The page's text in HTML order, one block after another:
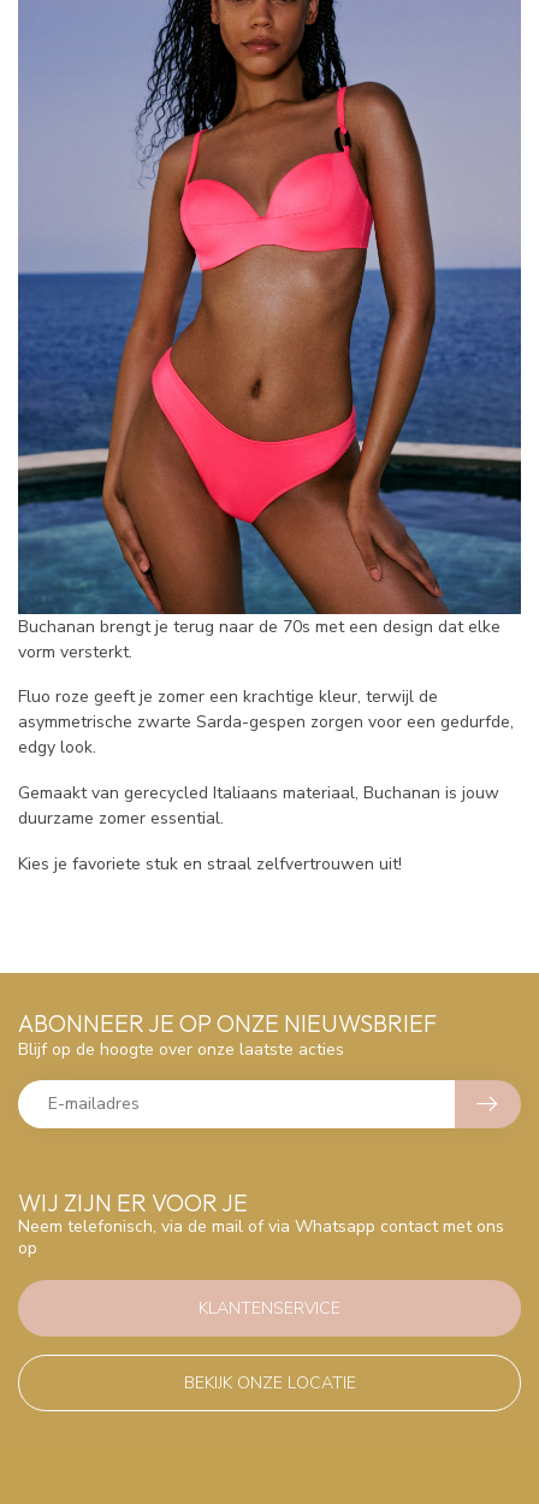
Buchanan brengt je terug naar de 70s met een design dat elke
vorm versterkt.
Fluo roze geeft je zomer een krachtige kleur, terwijl de
asymmetrische zwarte Sarda-gespen zorgen voor een gedurfde,
edgy look.
Gemaakt van gerecycled Italiaans materiaal, Buchanan is jouw
duurzame zomer essential.
Kies je favoriete stuk en straal zelfvertrouwen uit!
WIJ ZIJN ER VOOR JE
Neem telefonisch, via de mail of via Whatsapp contact met ons
op
KLANTENSERVICE
BEKIJK ONZE LOCATIE
ABONNEER JE OP ONZE NIEUWSBRIEF
Blijf op de hoogte over onze laatste acties